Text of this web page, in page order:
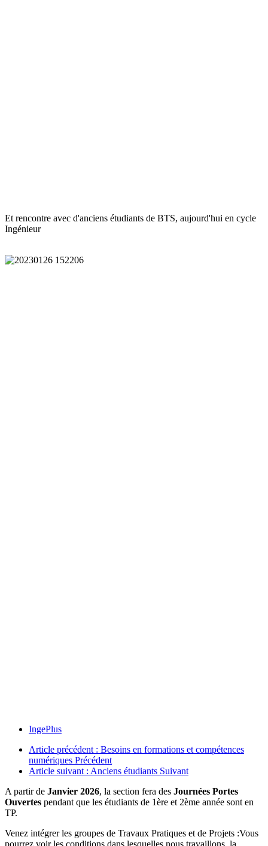
Et rencontre avec d'anciens étudiants de BTS, aujourd'hui en cycle
Ingénieur
IngePlus
Article précédent : Besoins en formations et compétences
numériques Précédent
Article suivant : Anciens étudiants Suivant
A partir de Janvier 2026, la section fera des Journées Portes
Ouvertes pendant que les étudiants de 1ère et 2ème année sont en
TP.
Venez intégrer les groupes de Travaux Pratiques et de Projets :Vous
pourrez voir les conditions dans lesquelles nous travaillons, la